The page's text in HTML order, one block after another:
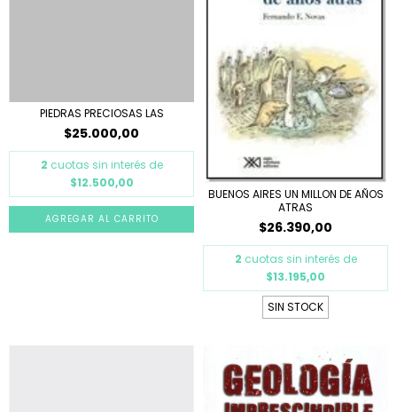
PIEDRAS PRECIOSAS LAS
$25.000,00
2 cuotas sin interés de
$12.500,00
BUENOS AIRES UN MILLON DE AÑOS
ATRAS
$26.390,00
2 cuotas sin interés de
$13.195,00
SIN STOCK